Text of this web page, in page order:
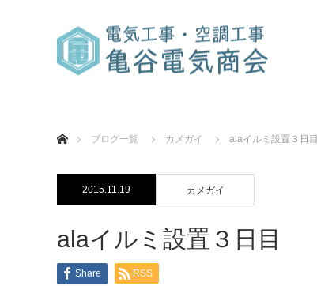
ブログ一覧
カメガイ alaイルミ設置３日目
2015.11.19 カメガイ
alaイルミ設置３日目
Share RSS